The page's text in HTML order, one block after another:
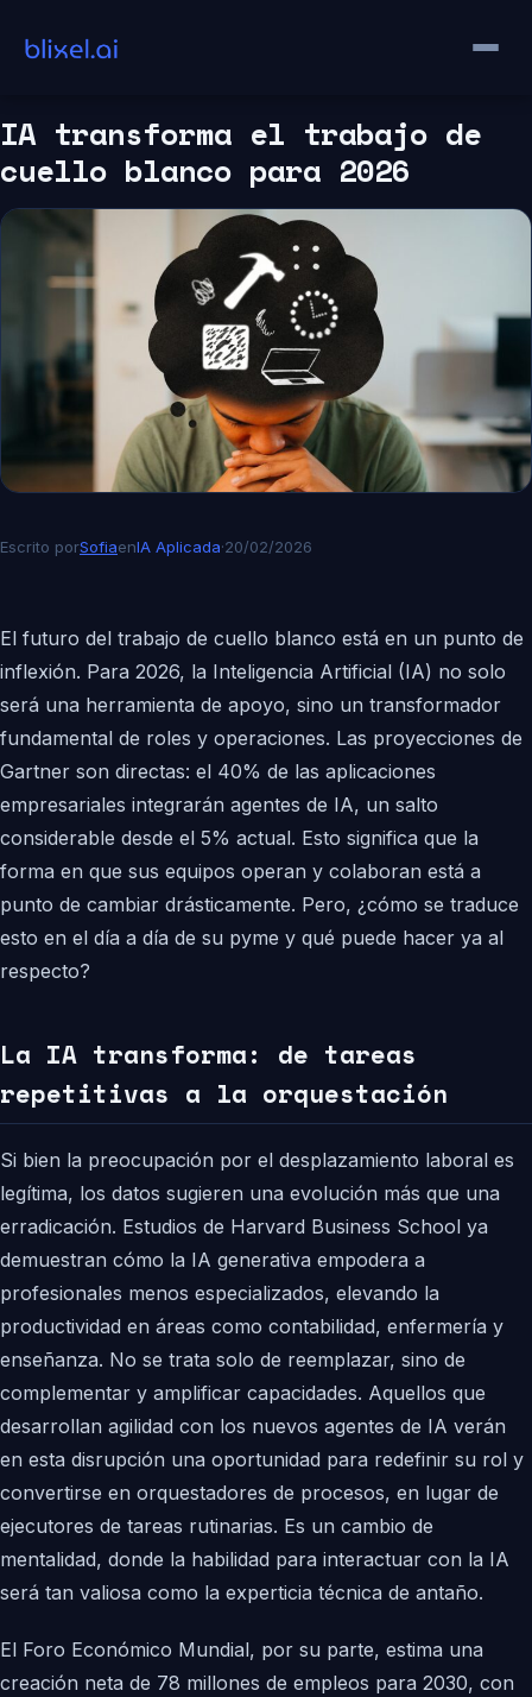
contenido
IA transforma el trabajo de
cuello blanco para 2026
Escrito porSofiaenIA Aplicada·20/02/2026
El futuro del trabajo de cuello blanco está en un punto de
inflexión. Para 2026, la Inteligencia Artificial (IA) no solo
será una herramienta de apoyo, sino un transformador
fundamental de roles y operaciones. Las proyecciones de
Gartner son directas: el 40% de las aplicaciones
empresariales integrarán agentes de IA, un salto
considerable desde el 5% actual. Esto significa que la
forma en que sus equipos operan y colaboran está a
punto de cambiar drásticamente. Pero, ¿cómo se traduce
esto en el día a día de su pyme y qué puede hacer ya al
respecto?
La IA transforma: de tareas
repetitivas a la orquestación
Si bien la preocupación por el desplazamiento laboral es
legítima, los datos sugieren una evolución más que una
erradicación. Estudios de Harvard Business School ya
demuestran cómo la IA generativa empodera a
profesionales menos especializados, elevando la
productividad en áreas como contabilidad, enfermería y
enseñanza. No se trata solo de reemplazar, sino de
complementar y amplificar capacidades. Aquellos que
desarrollan agilidad con los nuevos agentes de IA verán
en esta disrupción una oportunidad para redefinir su rol y
convertirse en orquestadores de procesos, en lugar de
ejecutores de tareas rutinarias. Es un cambio de
mentalidad, donde la habilidad para interactuar con la IA
será tan valiosa como la experticia técnica de antaño.
El Foro Económico Mundial, por su parte, estima una
creación neta de 78 millones de empleos para 2030, con